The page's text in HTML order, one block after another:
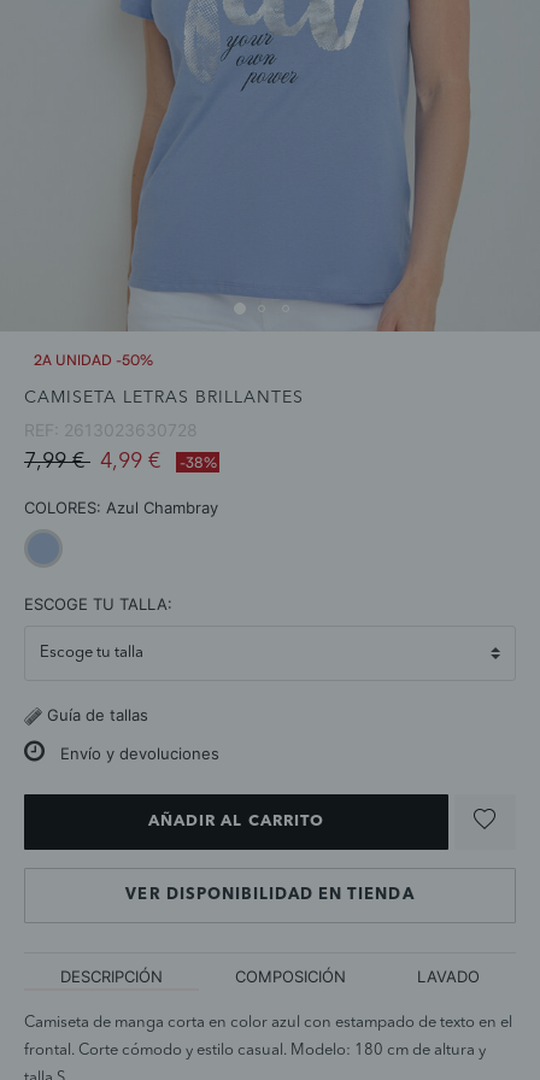
2A UNIDAD -50%
CAMISETA LETRAS BRILLANTES
REF: 2613023630728
Price reduced from
7,99 €to4,99 € -38%
COLORES: Azul Chambray
ESCOGE TU TALLA:
Guía de tallas
Envío y devoluciones
AÑADIR AL CARRITO
VER DISPONIBILIDAD EN TIENDA
DESCRIPCIÓN COMPOSICIÓN LAVADO
Camiseta de manga corta en color azul con estampado de texto en el
frontal. Corte cómodo y estilo casual. Modelo: 180 cm de altura y